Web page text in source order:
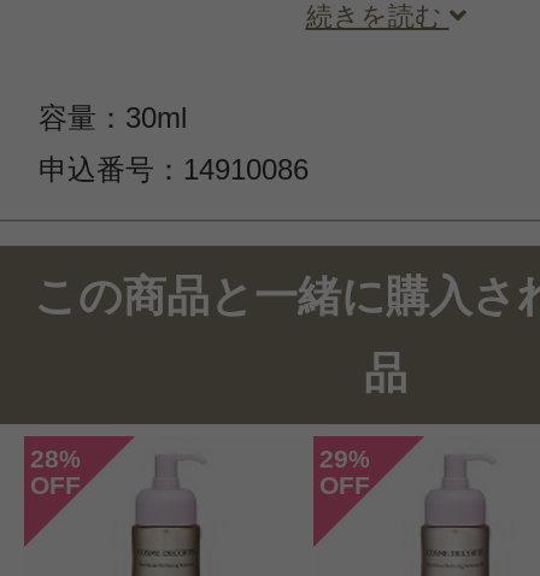
続きを読む
容量：30ml
申込番号：14910086
この商品のクチコミ
5件のレビュー
投稿日：2021年01月
にょろり 様
／30代後
この商品と一緒に購入さ
品
28%
OFF
29%
OFF